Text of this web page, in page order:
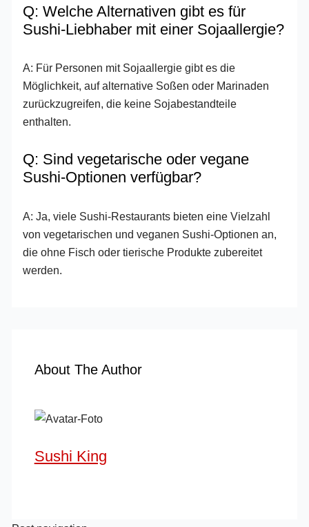
Q: Welche Alternativen gibt es für
Sushi-Liebhaber mit einer Sojaallergie?
A: Für Personen mit Sojaallergie gibt es die
Möglichkeit, auf alternative Soßen oder Marinaden
zurückzugreifen, die keine Sojabestandteile
enthalten.
Q: Sind vegetarische oder vegane
Sushi-Optionen verfügbar?
A: Ja, viele Sushi-Restaurants bieten eine Vielzahl
von vegetarischen und veganen Sushi-Optionen an,
die ohne Fisch oder tierische Produkte zubereitet
werden.
About The Author
Sushi King